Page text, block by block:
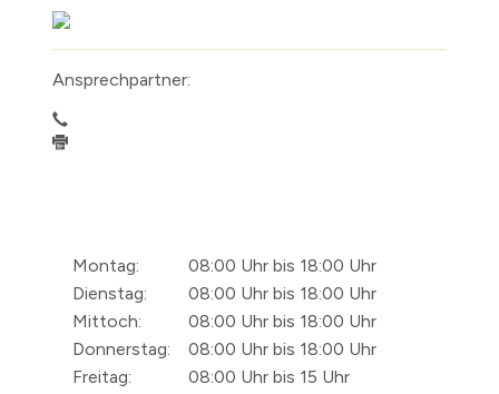
Ansprechpartner:
Montag:
08:00 Uhr bis 18:00 Uhr
Dienstag:
08:00 Uhr bis 18:00 Uhr
Mittoch:
08:00 Uhr bis 18:00 Uhr
Donnerstag:
08:00 Uhr bis 18:00 Uhr
Freitag:
08:00 Uhr bis 15 Uhr